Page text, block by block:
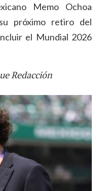
Memo Ochoa
próximo retiro del
el Mundial 2026
Redacción